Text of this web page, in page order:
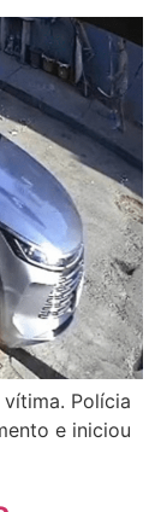
Polícia
e iniciou